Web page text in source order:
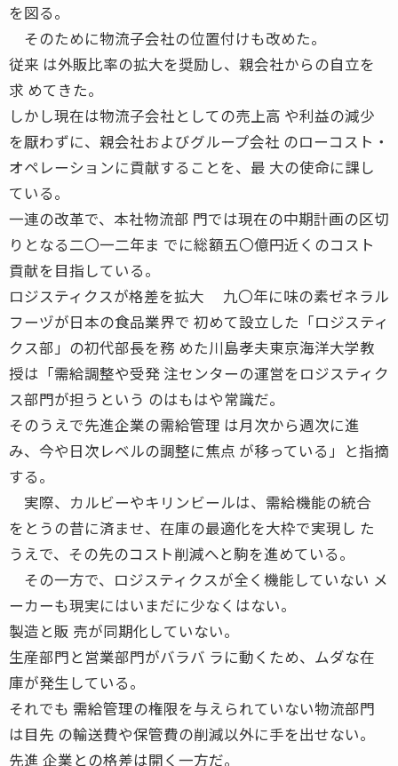
を図る。
そのために物流子会社の位置付けも改めた。
従来 は外販比率の拡大を奨励し、親会社からの自立を
求 めてきた。
しかし現在は物流子会社としての売上高 や利益の減少
を厭わずに、親会社およびグループ会社 のローコスト・
オペレーションに貢献することを、最 大の使命に課し
ている。
一連の改革で、本社物流部 門では現在の中期計画の区切
りとなる二〇一二年ま でに総額五〇億円近くのコスト
貢献を目指している。
ロジスティクスが格差を拡大 九〇年に味の素ゼネラル
フーヅが日本の食品業界で 初めて設立した「ロジスティ
クス部」の初代部長を務 めた川島孝夫東京海洋大学教
授は「需給調整や受発 注センターの運営をロジスティク
ス部門が担うという のはもはや常識だ。
そのうえで先進企業の需給管理 は月次から週次に進
み、今や日次レベルの調整に焦点 が移っている」と指摘
する。
実際、カルビーやキリンビールは、需給機能の統合
をとうの昔に済ませ、在庫の最適化を大枠で実現し た
うえで、その先のコスト削減へと駒を進めている。
その一方で、ロジスティクスが全く機能していない メ
ーカーも現実にはいまだに少なくはない。
製造と販 売が同期化していない。
生産部門と営業部門がバラバ ラに動くため、ムダな在
庫が発生している。
それでも 需給管理の権限を与えられていない物流部門
は目先 の輸送費や保管費の削減以外に手を出せない。
先進 企業との格差は開く一方だ。